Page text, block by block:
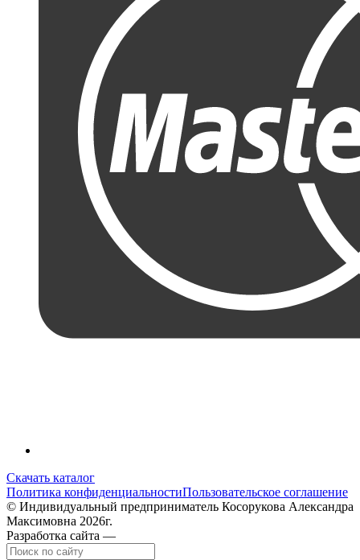
Скачать каталог
Политика конфиденциальностиПользовательское соглашение
© Индивидуальный предприниматель Косорукова Александра
Максимовна 2026г.
Разработка сайта —